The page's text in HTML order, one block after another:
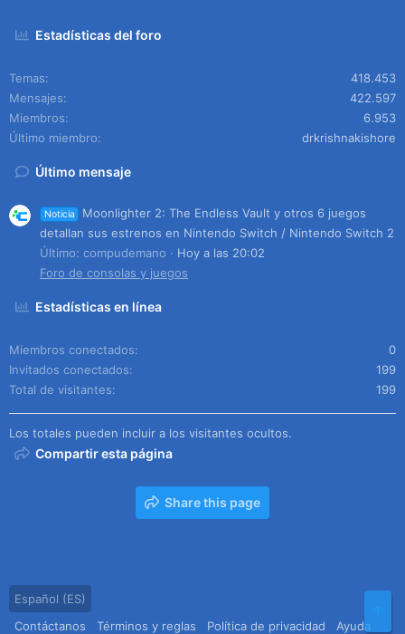
Estadísticas del foro
Temas
418.453
Mensajes
422.597
Miembros
6.953
Último miembro
drkrishnakishore
Último mensaje
Noticia
Moonlighter 2: The Endless Vault y otros 6 juegos
detallan sus estrenos en Nintendo Switch / Nintendo Switch 2
Último: compudemano
Hoy a las 20:02
Foro de consolas y juegos
Estadísticas en línea
Miembros conectados
0
Invitados conectados
199
Total de visitantes
199
Los totales pueden incluir a los visitantes ocultos.
Compartir esta página
Share this page
Español (ES)
Contáctanos
Términos y reglas Política de privacidad Ayuda